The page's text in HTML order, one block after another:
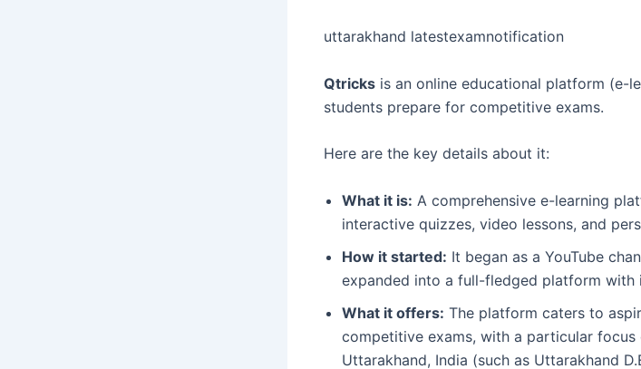
uttarakhand latestexamnotification
Qtricks is an online educational platform (e-
students prepare for competitive exams.
Here are the key details about it:
What it is: A comprehensive e-learning
interactive quizzes, video lessons, and
How it started: It began as a YouTube
expanded into a full-fledged platform with
What it offers: The platform caters to
competitive exams, with a particular
Uttarakhand, India (such as Uttarakhand